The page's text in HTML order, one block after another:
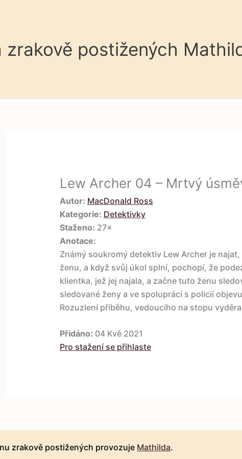
zrakově postižených
Lew Archer 04 – Mrtvý
Autor: MacDonald Ross
Kategorie: Detektivky
Staženo: 27×
Anotace:
Známý soukromý detektiv Lew Archer je
ženu, a když svůj úkol splní, pochopí, že
klientka, jež jej najala, a začne tuto ženu
sledované ženy a ve spolupráci s policií
Rozuzlení příběhu, vedoucího na stopu
Přidáno: 04 Kvě 2021
Pro stažení se přihlaste
zrakově postižených provozuje Mathilda.